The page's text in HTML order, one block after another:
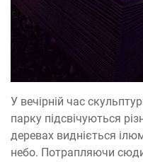
У вечірній час
парку підсвічуються
деревах видніється
небо. Потрапляючи